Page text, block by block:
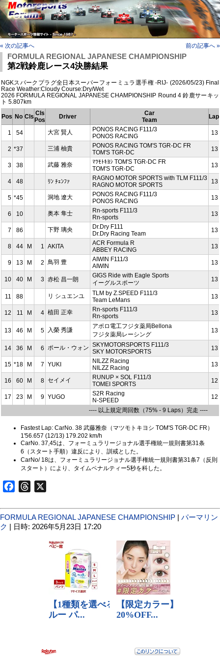
« 次の記事へ 前の記事へ »
FORMULA REGIONAL JAPANESE CHAMPIONSHIP
第2戦鈴鹿レース4決勝結果
NGKスパークプラグ全日本スーパーフォーミュラ選手権 -RIJ- (2026/05/23) Final
Race Weather:Cloudy Course:Dry/Wet
2026 FORMULA REGIONAL JAPANESE CHAMPIONSHIP Round 4 鈴鹿サーキッ
ト 5.807km
Pos No Cls Cls
Pos
Driver
Car
Team
Lap
1 54 大宮 賢人
PONOS RACING F111/3
PONOS RACING
13
2 *37 三浦 柚貴
PONOS RACING TOM'S TGR-DC FR
TOM'S TGR-DC
13
3 38 武藤 雅奈
ﾏﾂﾓﾄｷﾖｼ TOM'S TGR-DC FR
TOM'S TGR-DC
13
4 48 ﾘﾝ ﾁｪﾝﾌｧ
RAGNO MOTOR SPORTS with TLM F111/3
RAGNO MOTOR SPORTS
13
5 *45 洞地 遼⼤
PONOS RACING F111/3
PONOS RACING
13
6 10 奥本 隼士
Rn-sports F111/3
Rn-sports
13
7 86 下野 璃央
Dr.Dry F111
Dr.Dry Racing Team
13
8 44 M 1 AKITA
ACR Formula R
ABBEY RACING
13
9 13 M 2 鳥羽 豊
AIWIN F111/3
AIWIN
13
10 40 M 3 ⾚松 昌⼀朗
GIGS Ride with Eagle Sports
イーグルスポーツ
13
11 88 リ シュエンユ
TLM by Z.SPEED F111/3
Team LeMans
13
12 11 M 4 植田 正幸
Rn-sports F111/3
Rn-sports
13
13 46 M 5 入榮 秀謙
アポロ電工フジタ薬局Bellona
フジタ薬局レーシング
13
14 36 M 6 ポール・ウォン SKYMOTORSPORTS F111/3
SKY MOTORSPORTS
13
15 *18 M 7 YUKI
NILZZ Racing
NILZZ Racing
13
16 60 M 8 セイメイ
RUNUP × SOL F111/3
TOMEI SPORTS
12
17 23 M 9 YUGO
S2R Racing
N-SPEED
12
---- 以上規定周回数（75% - 9 Laps）完走 ----
Fastest Lap: CarNo. 38 武藤雅奈（マツモトキヨシ TOM'S TGR-DC FR）
1'56.657 (12/13) 179.202 km/h
CarNo. 37,45は、フォーミュラリージョナル選手権統一規則書第31条
6（スタート手順）違反により、訓戒とした。
CarNo/ 18は、フォーミュラリージョナル選手権統一規則書第31条7（反則
スタート）により、タイムペナルティー5秒を科した。
FacebookThreads
FORMULA REGIONAL JAPANESE CHAMPIONSHIP | パーマリン
ク | 日時: 2026年5月23日 17:20